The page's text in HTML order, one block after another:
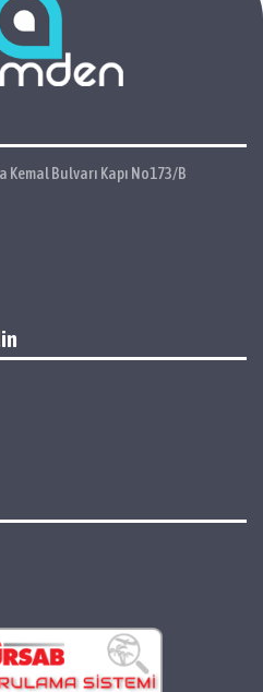
Bulvarı Kapı No173/B